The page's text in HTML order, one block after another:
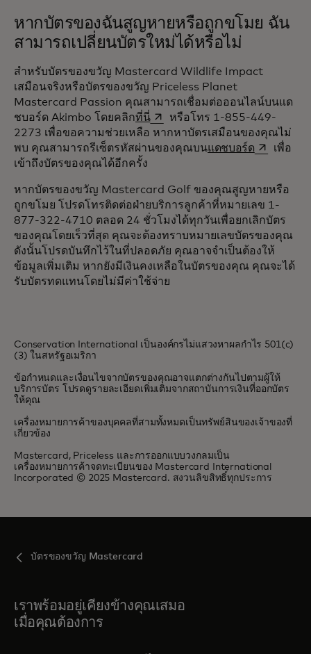
หากบัตรของฉันสูญหายหรือถูกขโมย ฉัน
สามารถเปลี่ยนบัตรใหม่ได้หรือไม่‎
สำหรับบัตรของขวัญ Mastercard Wildlife Impact
เสมือนจริงหรือบัตรของขวัญ Priceless Planet
Mastercard Passion คุณสามารถเชื่อมต่อออนไลน์บนแด
ชบอร์ด Akimbo โดยคลิกที่นี่opens in a new tab
หรือโทร 1-855-449-
2273 เพื่อขอความช่วยเหลือ หากหาบัตรเสมือนของคุณไม่
พบ คุณสามารถรีเซ็ตรหัสผ่านของคุณบนแดชบอร์ดopens in a
เพื่อ
เข้าถึงบัตรของคุณได้อีกครั้ง
หากบัตรของขวัญ Mastercard Golf ของคุณสูญหายหรือ
ถูกขโมย โปรดโทรติดต่อฝ่ายบริการลูกค้าที่หมายเลข 1-
877-322-4710 ตลอด 24 ชั่วโมงได้ทุกวันเพื่อยกเลิกบัตร
ของคุณโดยเร็วที่สุด คุณจะต้องทราบหมายเลขบัตรของคุณ
ดังนั้นโปรดบันทึกไว้ในที่ปลอดภัย คุณอาจจำเป็นต้องให้
ข้อมูลเพิ่มเติม หากยังมีเงินคงเหลือในบัตรของคุณ คุณจะได้
รับบัตรทดแทนโดยไม่มีค่าใช้จ่าย
Conservation International เป็นองค์กรไม่แสวงหาผลกำไร 501(c)
(3) ในสหรัฐอเมริกา
ข้อกำหนดและเงื่อนไขจากบัตรของคุณอาจแตกต่างกันไปตามผู้ให้
บริการบัตร โปรดดูรายละเอียดเพิ่มเติมจากสถาบันการเงินที่ออกบัตร
ให้คุณ
เครื่องหมายการค้าของบุคคลที่สามทั้งหมดเป็นทรัพย์สินของเจ้าของที่
เกี่ยวข้อง
Mastercard, Priceless และการออกแบบวงกลมเป็น
เครื่องหมายการค้าจดทะเบียนของ Mastercard International
Incorporated © 2025 Mastercard. สงวนลิขสิทธิ์ทุกประการ
บัตรของขวัญ Mastercard
เราพร้อมอยู่เคียงข้างคุณเสมอ
เมื่อคุณต้องการ